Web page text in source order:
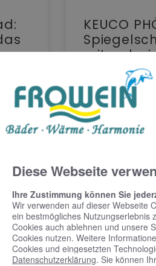
Sinea
KEUCO
mit
und
Bedienung
Spiegelschrank
Design und
WEITERLESEN >>
Diese Webseite
Ihre Zustimmung können Sie
Wir verwenden auf dieser Webseite
ein bestmögliches Nutzungserlebnis
Cookies auch ablehnen und unsere
Cookies nutzen. Weitere
Cookies und eingesetzten
Datenschutzerklärung. Sie können